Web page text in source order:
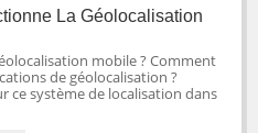
La Géolocalisation
mobile ? Comment
de géolocalisation ?
ce système de localisation dans